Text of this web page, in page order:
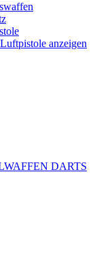
anzeigen
DARTS